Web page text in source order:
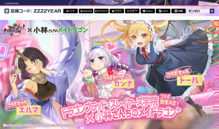
ピックアップ
電ファミのいま読まれている記事ランキング
アプリセール情報
インタビュー
連載・特集一覧